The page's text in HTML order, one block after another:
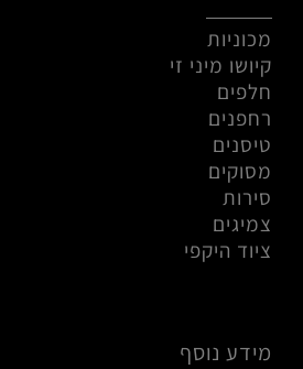
מכוניות
קיושו מיני זי
חלפים
רחפנים
טיסנים
מסוקים
סירות
צמיגים
ציוד היקפי
מידע נוסף